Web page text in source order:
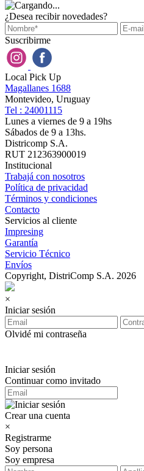
¿Desea recibir novedades?
Suscribirme
Local Pick Up
Magallanes 1688
Montevideo, Uruguay
Tel : 24001115
Lunes a viernes de 9 a 19hs
Sábados de 9 a 13hs.
Districomp S.A.
RUT 212363900019
Institucional
Trabajá con nosotros
Política de privacidad
Términos y condiciones
Contacto
Servicios al cliente
Impresing
Garantía
Servicio Técnico
Envíos
Copyright, DistriComp S.A. 2026
×
Iniciar sesión
Olvidé mi contraseña
Iniciar sesión
Continuar como invitado
Crear una cuenta
×
Registrarme
Soy persona
Soy empresa